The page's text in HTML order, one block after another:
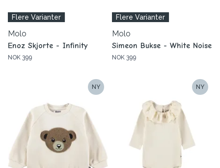
Flere Varianter
Molo
Enoz Skjorte - Infinity
NOK 399
Flere Varianter
Molo
Simeon Bukse - White Noise
NOK 399
NY NY